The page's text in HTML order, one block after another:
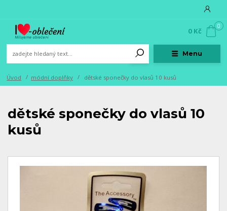
Menu
0
0 Kč
Úvod módní doplňky dětské sponečky do vlasů 10 kusů
dětské sponečky do vlasů 10
kusů